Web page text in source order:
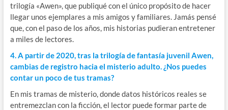
trilogía «Awen», que publiqué con el único propósito de hacer
llegar unos ejemplares a mis amigos y familiares. Jamás pensé
que, con el paso de los años, mis historias pudieran entretener
a miles de lectores.
4. A partir de 2020, tras la trilogía de fantasía juvenil Awen,
cambias de registro hacia el misterio adulto. ¿Nos puedes
contar un poco de tus tramas?
En mis tramas de misterio, donde datos históricos reales se
entremezclan con la ficción, el lector puede formar parte de